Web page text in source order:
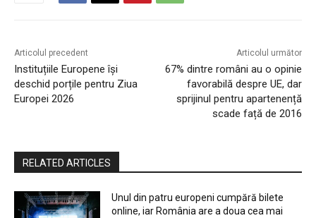
Articolul precedent
Instituțiile Europene își
deschid porțile pentru Ziua
Europei 2026
Articolul următor
67% dintre români au o opinie
favorabilă despre UE, dar
sprijinul pentru apartenență
scade față de 2016
RELATED ARTICLES
Unul din patru europeni cumpără bilete
online, iar România are a doua cea mai